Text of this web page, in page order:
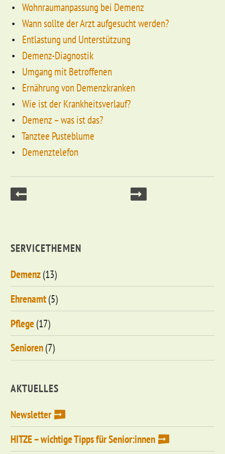
Wohnraumanpassung bei Demenz
Wann sollte der Arzt aufgesucht werden?
Entlastung und Unterstützung
Demenz-Diagnostik
Umgang mit Betroffenen
Ernährung von Demenzkranken
Wie ist der Krankheitsverlauf?
Demenz – was ist das?
Tanztee Pusteblume
Demenztelefon
SERVICETHEMEN
Demenz(13)
Ehrenamt(5)
Pflege(17)
Senioren(7)
AKTUELLES
Newsletter
HITZE – wichtige Tipps für Senior:innen